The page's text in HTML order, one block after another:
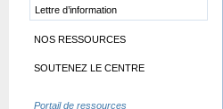
Lettre d’information
NOS RESSOURCES
SOUTENEZ LE CENTRE
Portail de ressources